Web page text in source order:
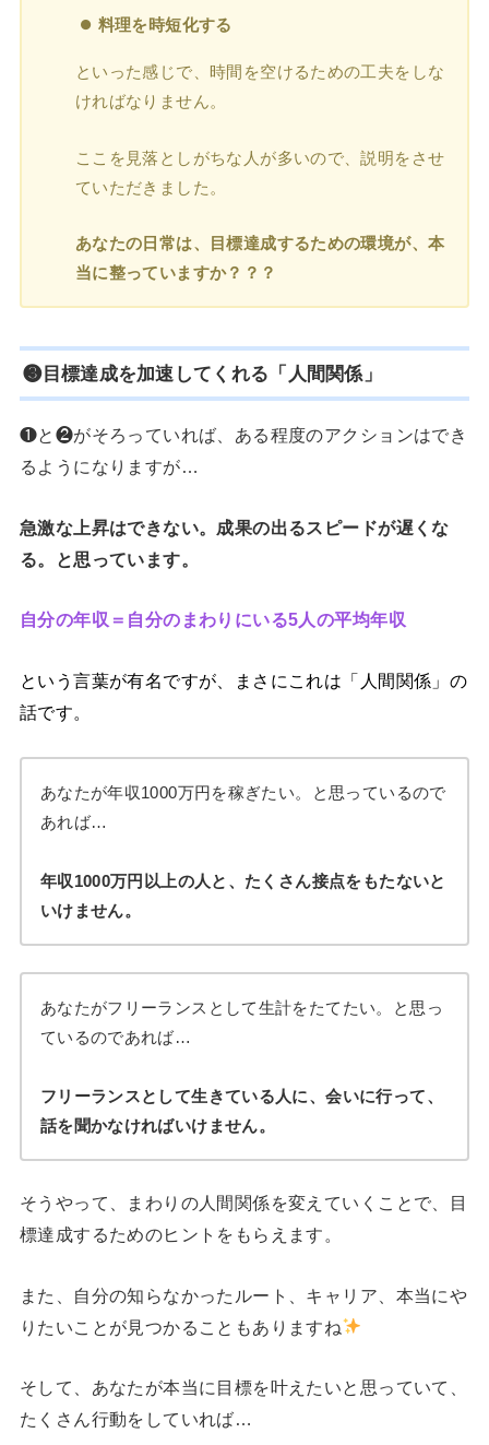
料理を時短化する
といった感じで、時間を空けるための工夫をしな
ければなりません。
ここを見落としがちな人が多いので、説明をさせ
ていただきました。
あなたの日常は、目標達成するための環境が、本
当に整っていますか？？？
❸目標達成を加速してくれる「人間関係」
❶と❷がそろっていれば、ある程度のアクションはでき
るようになりますが…
急激な上昇はできない。成果の出るスピードが遅くな
る。と思っています。
自分の年収＝自分のまわりにいる5人の平均年収
という言葉が有名ですが、まさにこれは「人間関係」の
話です。
あなたが年収1000万円を稼ぎたい。と思っているので
あれば…
年収1000万円以上の人と、たくさん接点をもたないと
いけません。
あなたがフリーランスとして生計をたてたい。と思っ
ているのであれば…
フリーランスとして生きている人に、会いに行って、
話を聞かなければいけません。
そうやって、まわりの人間関係を変えていくことで、目
標達成するためのヒントをもらえます。
また、自分の知らなかったルート、キャリア、本当にや
りたいことが見つかることもありますね
そして、あなたが本当に目標を叶えたいと思っていて、
たくさん行動をしていれば…